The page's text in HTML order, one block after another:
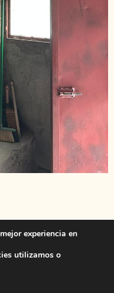
experiencia en
utilizamos o
el banner de cookies RGPD